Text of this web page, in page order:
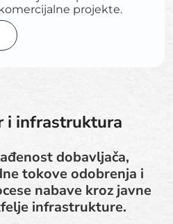
projekte.
i infrastruktura
dobavljača,
tokove odobrenja i
nabave kroz javne
infrastrukture.